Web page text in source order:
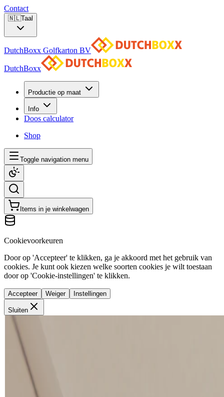
Contact
🇳🇱Taal
DutchBoxx Golfkarton BV
DutchBoxx
Productie op maat
Info
Doos calculator
Shop
Toggle navigation menu
Items in je winkelwagen
Cookievoorkeuren
Door op 'Accepteer' te klikken, ga je akkoord met het gebruik van
cookies. Je kunt ook kiezen welke soorten cookies je wilt toestaan
door op 'Cookie-instellingen' te klikken.
Accepteer Weiger Instellingen
Sluiten